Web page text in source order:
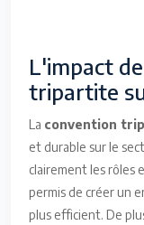
L'impact
tripartite
La convention
et durable sur le
clairement les rôles
permis de créer un
plus efficient. De